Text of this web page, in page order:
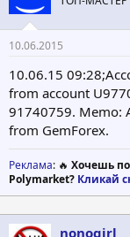
10.06.2015
10.06.15
from account
91740759. Memo:
from GemForex.
Реклама: 🔥 Хочешь
Polymarket? Кликай
nonogirl